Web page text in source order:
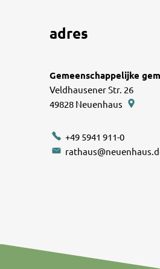
adres
Gemeenschappelijke
Veldhausener Str. 26
49828 Neuenhaus
+49 5941 911-0